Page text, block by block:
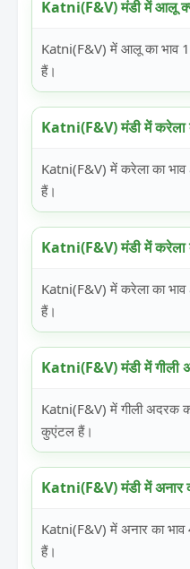
Katni(F&V) मंडी में आलू
Katni(F&V) में आलू का भाव
हैं।
Katni(F&V) मंडी में करेला
Katni(F&V) में करेला का
हैं।
Katni(F&V) मंडी में करेला
Katni(F&V) में करेला का
हैं।
Katni(F&V) मंडी में गीली
Katni(F&V) में गीली अदरक
कुएंटल हैं।
Katni(F&V) मंडी में अनार
Katni(F&V) में अनार का
हैं।